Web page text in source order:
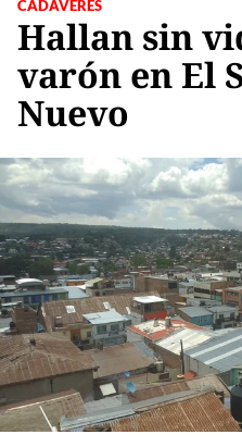
CADÁVERES
Hallan sin
varón en El
Nuevo